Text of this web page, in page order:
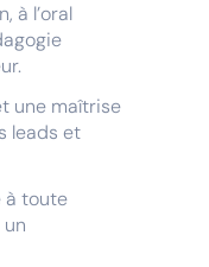
à l’oral
une maîtrise
leads et
à toute